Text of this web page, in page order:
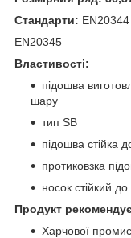
Стандарти: EN20344
EN20345
Властивості:
підошва
шару
тип SB
підошва стійка
протиковзка
носок стійкий
Продукт
Харчової